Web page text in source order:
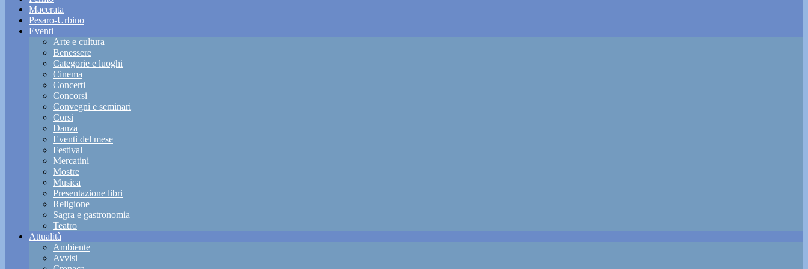
Macerata
Pesaro-Urbino
Eventi
Arte e cultura
Benessere
Categorie e luoghi
Cinema
Concerti
Concorsi
Convegni e seminari
Corsi
Danza
Eventi del mese
Festival
Mercatini
Mostre
Musica
Presentazione libri
Religione
Sagra e gastronomia
Teatro
Attualità
Ambiente
Avvisi